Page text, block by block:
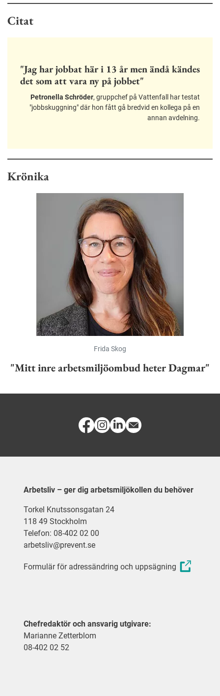
Citat
"Jag har jobbat här i 13 år men ändå kändes
det som att vara ny på jobbet"
Petronella Schröder, gruppchef på Vattenfall har testat
"jobbskuggning" där hon fått gå bredvid en kollega på en
annan avdelning.
Krönika
Frida Skog
"Mitt inre arbetsmiljöombud heter Dagmar"
Arbetsliv – ger dig arbetsmiljökollen du behöver
Torkel Knutssonsgatan 24
118 49 Stockholm
Telefon: 08-402 02 00
arbetsliv@prevent.se
Formulär för adressändring och uppsägning
Chefredaktör och ansvarig utgivare:
Marianne Zetterblom
08-402 02 52